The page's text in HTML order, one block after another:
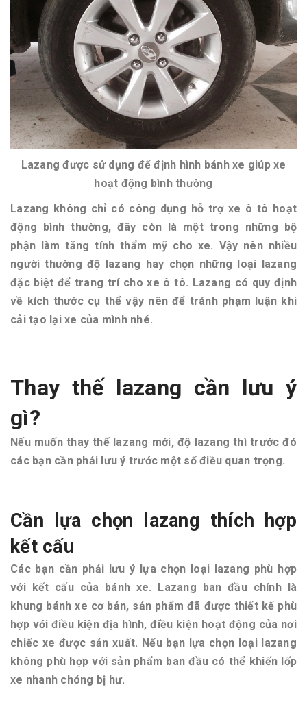
Lazang được sử dụng để định hình bánh xe giúp xe
hoạt động bình thường
Lazang không chỉ có công dụng hỗ trợ xe ô tô hoạt
động bình thường, đây còn là một trong những bộ
phận làm tăng tính thẩm mỹ cho xe. Vậy nên nhiều
người thường độ lazang hay chọn những loại lazang
đặc biệt để trang trí cho xe ô tô. Lazang có quy định
về kích thước cụ thể vậy nên để tránh phạm luận khi
cải tạo lại xe của mình nhé.
Thay thế lazang cần lưu ý
gì?
Nếu muốn thay thế lazang mới, độ lazang thì trước đó
các bạn cần phải lưu ý trước một số điều quan trọng.
Cần lựa chọn lazang thích hợp
kết cấu
Các bạn cần phải lưu ý lựa chọn loại lazang phù hợp
với kết cấu của bánh xe. Lazang ban đầu chính là
khung bánh xe cơ bản, sản phẩm đã được thiết kế phù
hợp với điều kiện địa hình, điều kiện hoạt động của nơi
chiếc xe được sản xuất. Nếu bạn lựa chọn loại lazang
không phù hợp với sản phẩm ban đầu có thể khiến lốp
xe nhanh chóng bị hư.